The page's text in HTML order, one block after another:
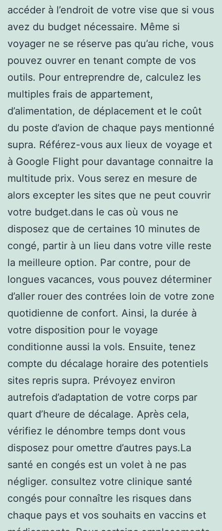
accéder à l’endroit de votre vise que si vous
avez du budget nécessaire. Même si
voyager ne se réserve pas qu’au riche, vous
pouvez ouvrer en tenant compte de vos
outils. Pour entreprendre de, calculez les
multiples frais de appartement,
d’alimentation, de déplacement et le coût
du poste d’avion de chaque pays mentionné
supra. Référez-vous aux lieux de voyage et
à Google Flight pour davantage connaitre la
multitude prix. Vous serez en mesure de
alors excepter les sites que ne peut couvrir
votre budget.dans le cas où vous ne
disposez que de certaines 10 minutes de
congé, partir à un lieu dans votre ville reste
la meilleure option. Par contre, pour de
longues vacances, vous pouvez déterminer
d’aller rouer des contrées loin de votre zone
quotidienne de confort. Ainsi, la durée à
votre disposition pour le voyage
conditionne aussi la vols. Ensuite, tenez
compte du décalage horaire des potentiels
sites repris supra. Prévoyez environ
autrefois d’adaptation de votre corps par
quart d’heure de décalage. Après cela,
vérifiez le dénombre temps dont vous
disposez pour omettre d’autres pays.La
santé en congés est un volet à ne pas
négliger. consultez votre clinique santé
congés pour connaître les risques dans
chaque pays et vos souhaits en vaccins et